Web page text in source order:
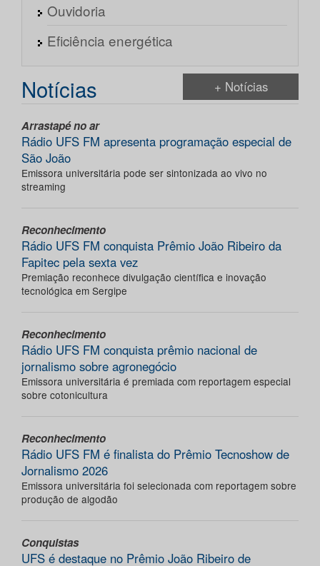
Ouvidoria
Eficiência energética
Notícias + Notícias
Arrastapé no ar
Rádio UFS FM apresenta programação especial de
São João
Emissora universitária pode ser sintonizada ao vivo no
streaming
Reconhecimento
Rádio UFS FM conquista Prêmio João Ribeiro da
Fapitec pela sexta vez
Premiação reconhece divulgação científica e inovação
tecnológica em Sergipe
Reconhecimento
Rádio UFS FM conquista prêmio nacional de
jornalismo sobre agronegócio
Emissora universitária é premiada com reportagem especial
sobre cotonicultura
Reconhecimento
Rádio UFS FM é finalista do Prêmio Tecnoshow de
Jornalismo 2026
Emissora universitária foi selecionada com reportagem sobre
produção de algodão
Conquistas
UFS é destaque no Prêmio João Ribeiro de